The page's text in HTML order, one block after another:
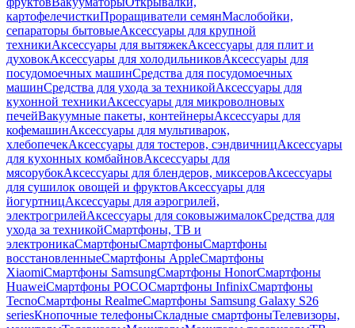
картофелечисткиПроращиватели семянМаслобойки,
сепараторы бытовыеАксессуары для крупной
техникиАксессуары для вытяжекАксессуары для плит и
духовокАксессуары для холодильниковАксессуары для
посудомоечных машинСредства для посудомоечных
машинСредства для ухода за техникойАксессуары для
кухонной техникиАксессуары для микроволновых
печейВакуумные пакеты, контейнерыАксессуары для
кофемашинАксессуары для мультиварок,
хлебопечекАксессуары для тостеров, сэндвичницАксессуары
для кухонных комбайновАксессуары для
мясорубокАксессуары для блендеров, миксеровАксессуары
для сушилок овощей и фруктовАксессуары для
йогуртницАксессуары для аэрогрилей,
электрогрилейАксессуары для соковыжималокСредства для
ухода за техникойСмартфоны, ТВ и
электроникаСмартфоныСмартфоныСмартфоны
восстановленныеСмартфоны AppleСмартфоны
XiaomiСмартфоны SamsungСмартфоны HonorСмартфоны
HuaweiСмартфоны POCOСмартфоны InfinixСмартфоны
TecnoСмартфоны RealmeСмартфоны Samsung Galaxy S26
seriesКнопочные телефоныСкладные смартфоныТелевизоры,